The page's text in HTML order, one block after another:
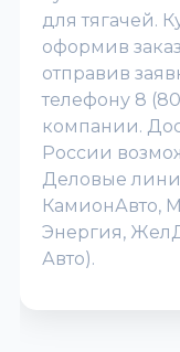
для тягачей.
оформив
отправив
телефону 8
компании.
России
Деловые
КамионАвто,
Энергия,
Авто).